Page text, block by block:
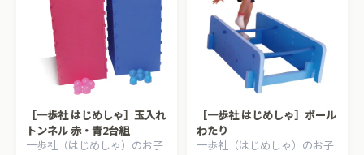
［一歩社 はじめしゃ］玉入れ
トンネル 赤・青2台組
一歩社（はじめしゃ）のお子
［一歩社 はじめしゃ］ポール
わたり
一歩社（はじめしゃ）のお子